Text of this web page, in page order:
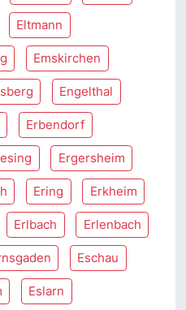
Eltmann
Emskirchen
Engelthal
Erbendorf
Ergersheim
Ering Erkheim
Erlbach Erlenbach
Eschau
Eslarn